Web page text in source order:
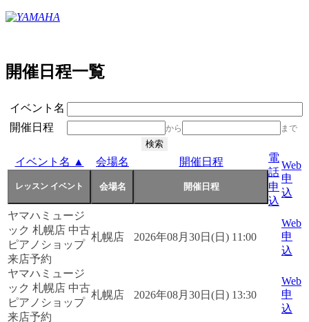
開催日程一覧
イベント名
開催日程
から まで
イベント名 ▲ 会場名 開催日程
電
話
申
込
Web
申
込
ヤマハミュージ
ック 札幌店 中古
ピアノショップ
来店予約
札幌店 2026年08月30日(日) 11:00
Web
申
込
ヤマハミュージ
ック 札幌店 中古
ピアノショップ
来店予約
札幌店 2026年08月30日(日) 13:30
Web
申
込